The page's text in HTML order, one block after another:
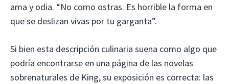
ama y odia. “No como ostras. Es horrible la forma en
que se deslizan vivas por tu garganta”.
Si bien esta descripción culinaria suena como algo que
podría encontrarse en una página de las novelas
sobrenaturales de King, su exposición es correcta: las